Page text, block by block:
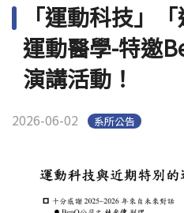
Open submenu (學生
學生專區
招生訊息(link is
「運動科技」
運動醫學-特邀
演講活動！
2026-06-02 系所公告